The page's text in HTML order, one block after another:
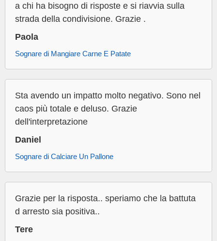
a chi ha bisogno di risposte e si riavvia sulla
strada della condivisione. Grazie .
Paola
Sognare di Mangiare Carne E Patate
Sta avendo un impatto molto negativo. Sono nel
caos più totale e deluso. Grazie
dell'interpretazione
Daniel
Sognare di Calciare Un Pallone
Grazie per la risposta.. speriamo che la battuta
d arresto sia positiva..
Tere